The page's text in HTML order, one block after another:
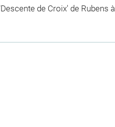
de Croix' de Rubens à